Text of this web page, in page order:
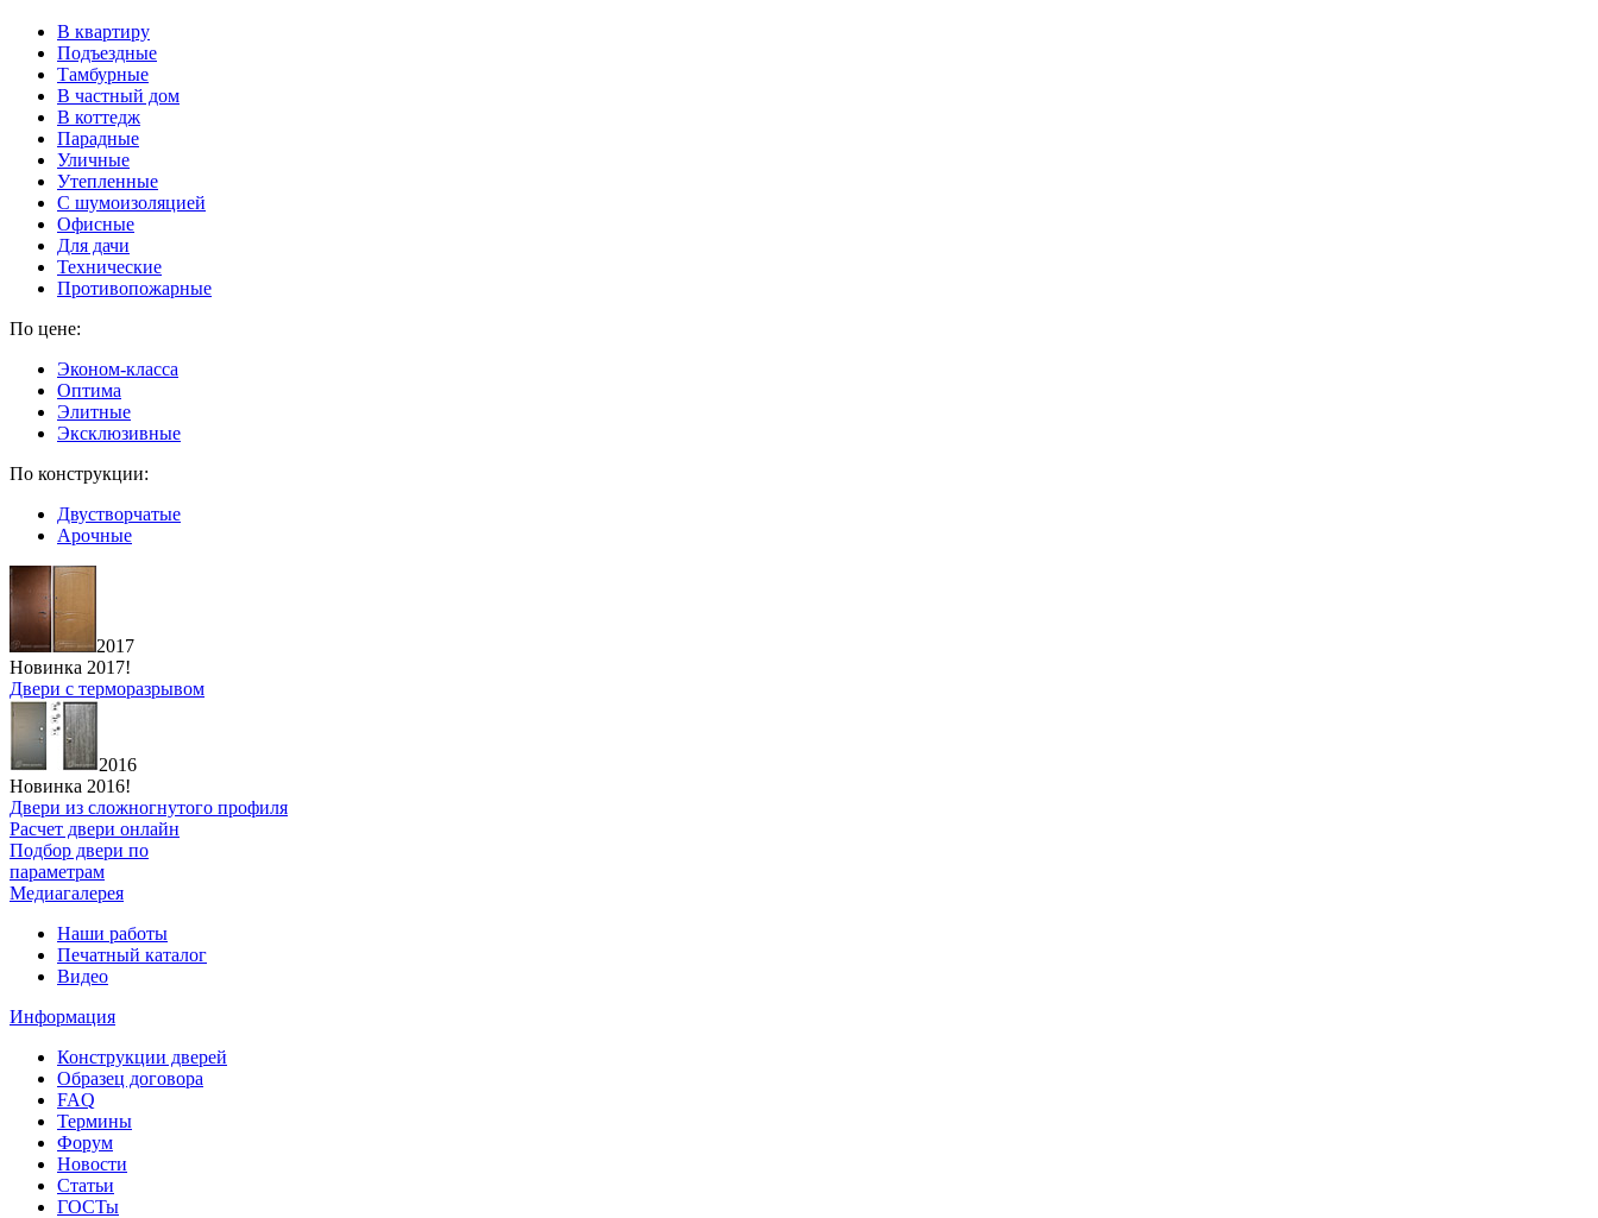
В квартиру
Подъездные
Тамбурные
В частный дом
В коттедж
Парадные
Уличные
Утепленные
C шумоизоляцией
Офисные
Для дачи
Технические
Противопожарные
По цене:
Эконом-класса
Оптима
Элитные
Эксклюзивные
По конструкции:
Двустворчатые
Арочные
2017
Новинка 2017!
Двери с терморазрывом
2016
Новинка 2016!
Двери из сложногнутого профиля
Расчет двери онлайн
Подбор двери по
параметрам
Медиагалерея
Наши работы
Печатный каталог
Видео
Информация
Конструкции дверей
Образец договора
FAQ
Термины
Форум
Новости
Статьи
ГОСТы